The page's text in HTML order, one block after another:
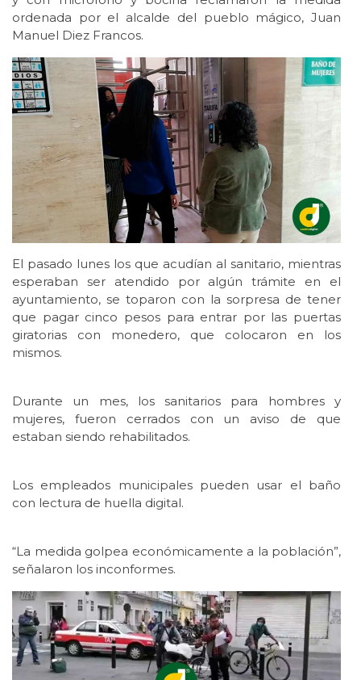
ordenada por el alcalde del pueblo mágico, Juan
Manuel Diez Francos.
El pasado lunes los que acudían al sanitario, mientras
esperaban ser atendido por algún trámite en el
ayuntamiento, se toparon con la sorpresa de tener
que pagar cinco pesos para entrar por las puertas
giratorias con monedero, que colocaron en los
mismos.
Durante un mes, los sanitarios para hombres y
mujeres, fueron cerrados con un aviso de que
estaban siendo rehabilitados.
Los empleados municipales pueden usar el baño
con lectura de huella digital.
“La medida golpea económicamente a la población”,
señalaron los inconformes.